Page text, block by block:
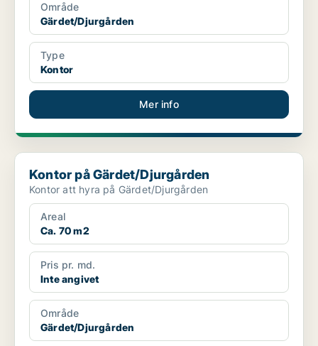
Område
Gärdet/Djurgården
Type
Kontor
Mer info
Kontor på Gärdet/Djurgården
Kontor på Gärdet/Djurgården
Kontor att hyra på Gärdet/Djurgården
Areal
Ca. 70 m2
Pris pr. md.
Inte angivet
Område
Gärdet/Djurgården